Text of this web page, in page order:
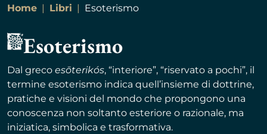
Home Libri Esoterismo
Esoterismo
Dal greco esōterikós, “interiore”, “riservato a pochi”, il
termine esoterismo indica quell’insieme di dottrine,
pratiche e visioni del mondo che propongono una
conoscenza non soltanto esteriore o razionale, ma
iniziatica, simbolica e trasformativa.